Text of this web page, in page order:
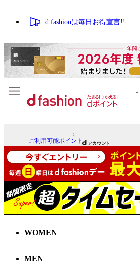
d fashionは毎日お得宣言!!
ご利用可能ポイント
WOMEN
MEN